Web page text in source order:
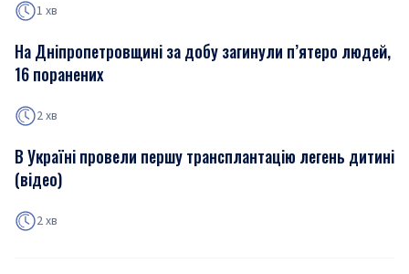
1 хв
На Дніпропетровщині за добу загинули п’ятеро людей,
16 поранених
2 хв
В Україні провели першу трансплантацію легень дитині
(відео)
2 хв